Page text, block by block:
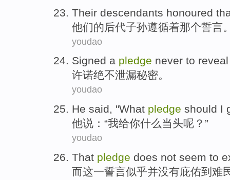
Their descendants honoured
他们的后代子孙遵循着那个誓言
youdao
Signed a pledge never to
许诺绝不泄漏秘密。
youdao
He said, "What pledge should I
他说 ：“我给你什么当头呢？”
youdao
That pledge does not seem to
而这一誓言似乎并没有庇佑到 难